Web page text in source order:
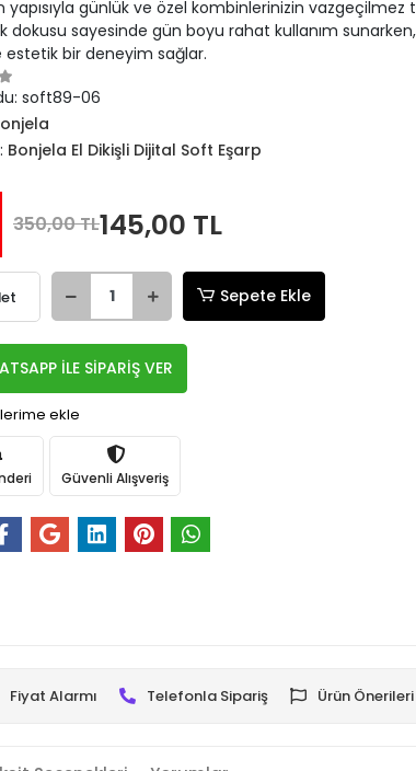
yapısıyla günlük ve özel kombinlerinizin vazgeçilmez
dokusu sayesinde gün boyu rahat kullanım sunarken,
estetik bir deneyim sağlar.
soft89-06
Bonjela El Dikişli Dijital Soft Eşarp
350,00 TL145,00 TL
Sepete Ekle
İLE SİPARİŞ VER
ekle
Güvenli Alışveriş
Fiyat Alarmı Telefonla Sipariş Ürün Önerileri